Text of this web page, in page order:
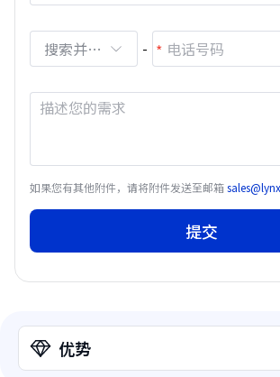
搜索并选择 -
如果您有其他附件，请将附件发送至邮箱
提交
优势